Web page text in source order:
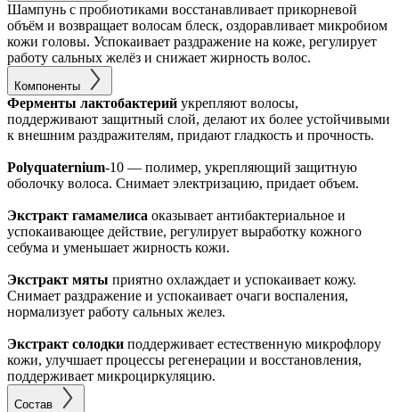
Шампунь с пробиотиками восстанавливает прикорневой
объём и возвращает волосам блеск, оздоравливает микробиом
кожи головы. Успокаивает раздражение на коже, регулирует
работу сальных желёз и снижает жирность волос.
Компоненты
Ферменты лактобактерий укрепляют волосы,
поддерживают защитный слой, делают их более устойчивыми
к внешним раздражителям, придают гладкость и прочность.
Polyquaternium-10 — полимер, укрепляющий защитную
оболочку волоса. Снимает электризацию, придает объем.
Экстракт гамамелиса оказывает антибактериальное и
успокаивающее действие, регулирует выработку кожного
себума и уменьшает жирность кожи.
Экстракт мяты приятно охлаждает и успокаивает кожу.
Снимает раздражение и успокаивает очаги воспаления,
нормализует работу сальных желез.
Экстракт солодки поддерживает естественную микрофлору
кожи, улучшает процессы регенерации и восстановления,
поддерживает микроциркуляцию.
Состав